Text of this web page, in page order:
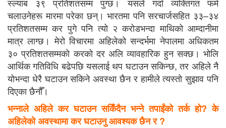
चलाउनेहरू मारमा परेका छन्। भारतमा पनि सरचार्जसहित ३३–३४
प्रतिशतसम्म कर पुगे पनि त्यो २ करोडभन्दा माथिको आम्दानीमा
मात्र लाग्छ। मेरो विचारमा अहिलेको सन्दर्भमा नेपालमा अधिकतम
३० प्रतिशतसम्मको करको दर अलि व्यावहारिक हुन सक्छ। भोलि
आर्थिक गतिविधि बढेपछि यसलाई थप घटाउन सकिन्छ, तर अहिले नै
योभन्दा धेरै घटाउन सकिने अवस्था छैन र हामीले त्यस्तो सुझाव पनि
दिएका छैनौँ।
भन्नाले अहिले कर घटाउन सकिँदैन भन्ने तपाईंको तर्क हो? के
अहिलेको अवस्थामा कर घटाउनु आवश्यक छैन र ?